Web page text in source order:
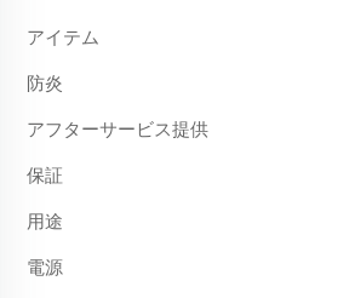
アイテム
防炎
アフターサービス提供
保証
用途
電源